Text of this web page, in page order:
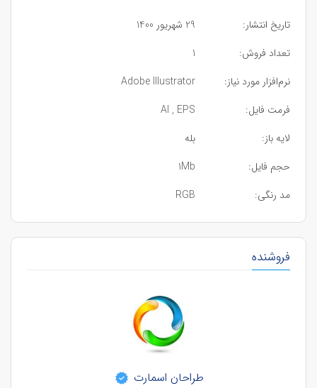
تاریخ انتشار:
29 شهریور 1400
تعداد فروش:
1
نرم‌افزار مورد نیاز:
Adobe Illustrator
فرمت فایل:
AI , EPS
لایه باز:
بله
حجم فایل:
1Mb
مد رنگی:
RGB
فروشنده
طراحان اسمارت